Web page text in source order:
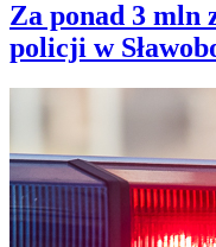
Za ponad 3 mln
policji w